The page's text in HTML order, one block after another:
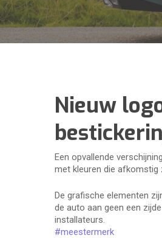
Nieuw
Een opvallende
met kleuren die afkomstig
De grafische elementen
de auto aan geen een
installateurs.
#meestermerk